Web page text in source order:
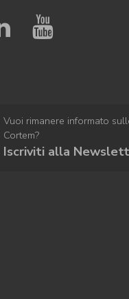
Vuoi rimanere informato
Cortem?
Iscriviti alla